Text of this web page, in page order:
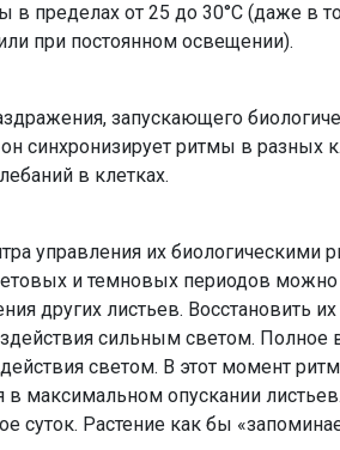
в пределах от 25 до 30°С (даже в
при постоянном освещении).
запускающего
синхронизирует ритмы в разных
в клетках.
управления их биологиче­скими
и темновых периодов
других листьев. Восстановить
сильным светом. Полное
светом. В этот момент
макси­мальном опускании
суток. Растение как бы